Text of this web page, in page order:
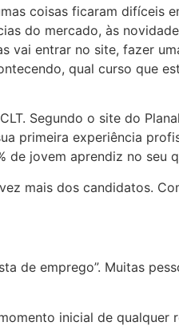
coisas ficaram difíceis
do mercado, às
vai entrar no site, fazer
qual curso que
Segundo o site do
primeira experiência
de jovem aprendiz no seu
mais dos candidatos.
de emprego”. Muitas
inicial de qualquer